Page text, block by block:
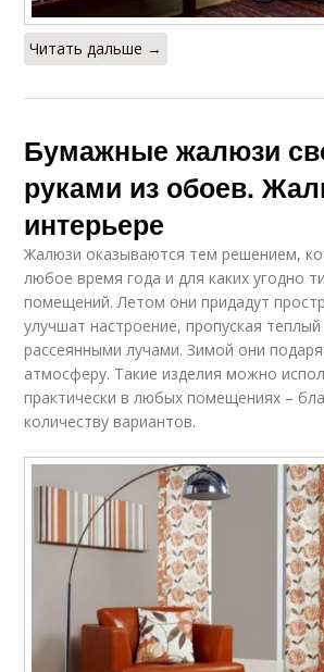
Читать дальше →
Бумажные жалюзи
руками из обоев.
интерьере
Жалюзи оказываются тем решением,
любое время года и для каких угодно
помещений. Летом они придадут
улучшат настроение, пропуская
рассеянными лучами. Зимой они
атмосферу. Такие изделия можно
практически в любых помещениях –
количеству вариантов.